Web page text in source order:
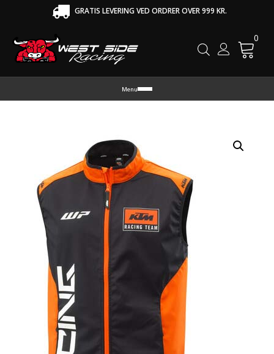
GRATIS LEVERING VED ORDRER OVER 999 KR.
0
Menu